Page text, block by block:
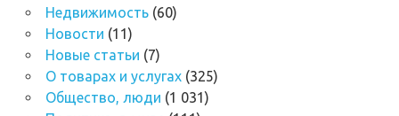
Недвижимость(60)
Новости (11)
Новые статьи (7)
О товарах и услугах(325)
Общество, люди (1 031)